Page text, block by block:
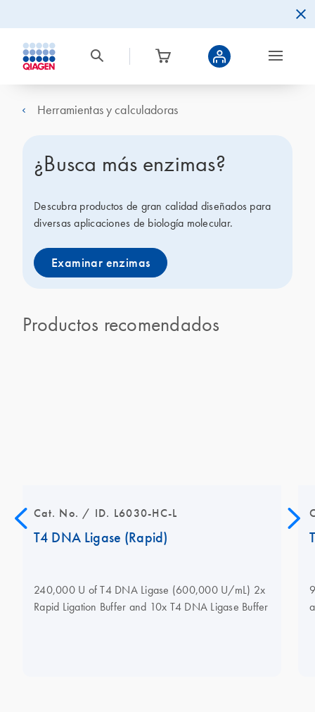
Herramientas y calculadoras
¿Busca más enzimas?
Descubra productos de gran calidad diseñados para
diversas aplicaciones de biología molecular.
Examinar enzimas
Productos recomendados
Cat. No. / ID. L6030-HC-L
T4 DNA Ligase (Rapid)
240,000 U of T4 DNA Ligase (600,000 U/mL) 2x
Rapid Ligation Buffer and 10x T4 DNA Ligase Buffer